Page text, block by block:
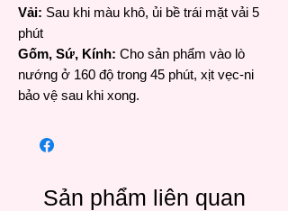
Vải: Sau khi màu khô, ủi bề trái mặt vải 5
phút
Gốm, Sứ, Kính: Cho sản phẩm vào lò
nướng ở 160 độ trong 45 phút, xịt vẹc-ni
bảo vệ sau khi xong.
Sản phẩm liên quan